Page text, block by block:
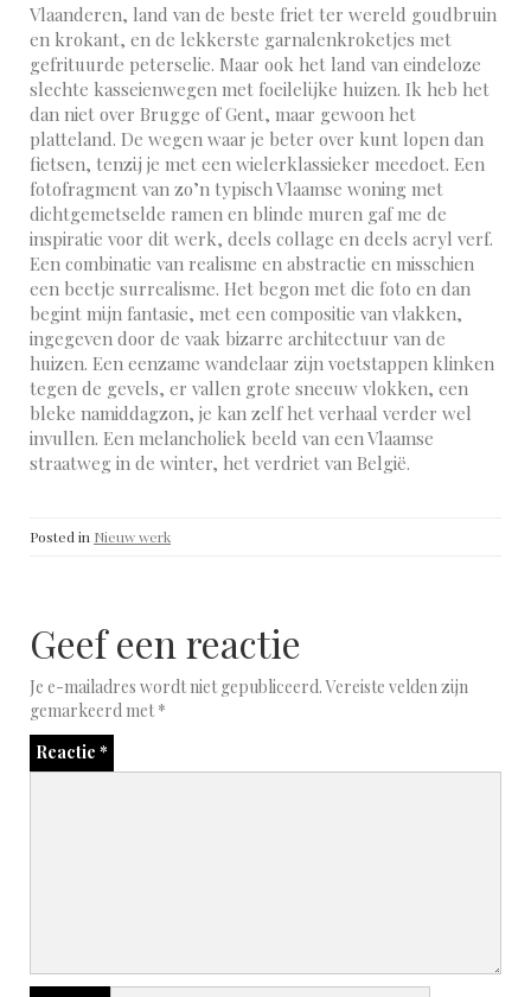
Vlaanderen, land van de beste friet ter wereld goudbruin
en krokant, en de lekkerste garnalenkroketjes met
gefrituurde peterselie. Maar ook het land van eindeloze
slechte kasseienwegen met foeilelijke huizen. Ik heb het
dan niet over Brugge of Gent, maar gewoon het
platteland. De wegen waar je beter over kunt lopen dan
fietsen, tenzij je met een wielerklassieker meedoet. Een
fotofragment van zo’n typisch Vlaamse woning met
dichtgemetselde ramen en blinde muren gaf me de
inspiratie voor dit werk, deels collage en deels acryl verf.
Een combinatie van realisme en abstractie en misschien
een beetje surrealisme. Het begon met die foto en dan
begint mijn fantasie, met een compositie van vlakken,
ingegeven door de vaak bizarre architectuur van de
huizen. Een eenzame wandelaar zijn voetstappen klinken
tegen de gevels, er vallen grote sneeuw vlokken, een
bleke namiddagzon, je kan zelf het verhaal verder wel
invullen. Een melancholiek beeld van een Vlaamse
straatweg in de winter, het verdriet van België.
Posted in Nieuw werk
Geef een reactie
Je e-mailadres wordt niet gepubliceerd. Vereiste velden zijn
gemarkeerd met*
Reactie *